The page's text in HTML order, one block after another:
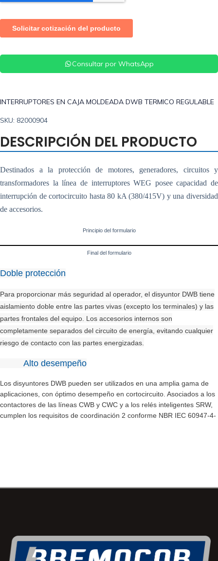
Consultar por WhatsApp
INTERRUPTORES EN CAJA MOLDEADA DWB TERMICO REGULABLE
SKU: 82000904
DESCRIPCIÓN DEL PRODUCTO
Destinados a la protección de motores, generadores, circuitos y
transformadores la línea de interruptores WEG posee capacidad de
interrupción de cortocircuito hasta 80 kA (380/415V) y una diversidad
de accesorios.
Principio del formulario
Final del formulario
Doble protección
Para proporcionar más seguridad al operador, el disyuntor DWB tiene
aislamiento doble entre las partes vivas (excepto los terminales) y las
partes frontales del equipo. Los accesorios internos son
completamente separados del circuito de energía, evitando cualquier
riesgo de contacto con las partes energizadas.
Alto desempeño
Los disyuntores DWB pueden ser utilizados en una amplia gama de
aplicaciones, con óptimo desempeño en cortocircuito. Asociados a los
contactores de las líneas CWB y CWC y a los relés inteligentes SRW,
cumplen los requisitos de coordinación 2 conforme NBR IEC 60947-4-